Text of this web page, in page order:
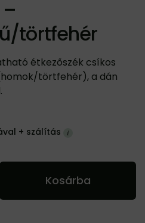
törtfehér
étkezőszék csíkos
törtfehér), a dán
+ szálítás
Kosárba